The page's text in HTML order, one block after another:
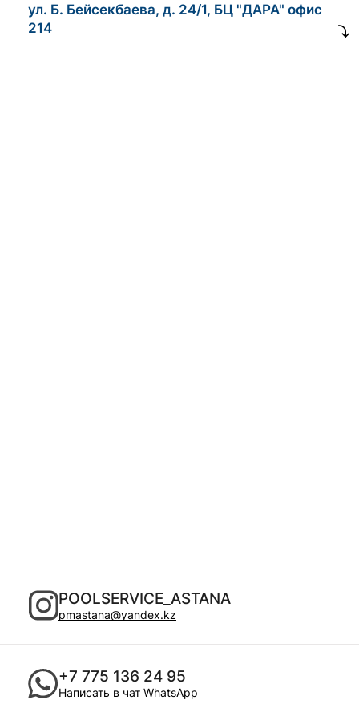
ул. Б. Бейсекбаева, д. 24/1, БЦ "ДАРА" офис
214
POOLSERVICE_ASTANA
pmastana@yandex.kz
+7 775 136 24 95
Написать в чат WhatsApp